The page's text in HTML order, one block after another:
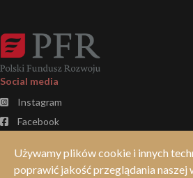
Social media
Instagram
Facebook
Używamy plików cookie i innych
poprawić jakość przeglądania naszej